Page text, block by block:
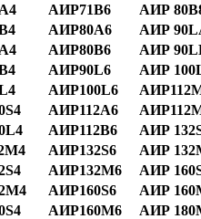
АИР71В6
АИР
АИР80А6
АИР
АИР80В6
АИР
АИР90L6
АИР
АИР100L6
АИР112А6
АИР112В6
АИР
АИР132S6
АИР
АИР132М6
АИР
АИР160S6
АИР
АИР160М6
АИР